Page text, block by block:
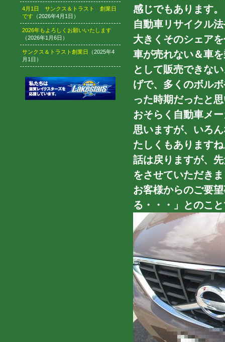
4月1日 サンクス＆トラスト 創業日
です （2026年4月1日）
2026年もよろしくお願いいたします
（2026年1月6日）
サンクス＆トラスト創業日
（2025年4
月1日）
感じでもあります。
自動車リサイクル
大きくそのシェア
車が売れない＆車
として販売できな
げで、多くのボル
った時期だったと
おそらく自動車メ
思いますが、いろ
たしくもあります
話は戻りますが、
をさせていただき
お客様からのご要
る・・・」とのこ